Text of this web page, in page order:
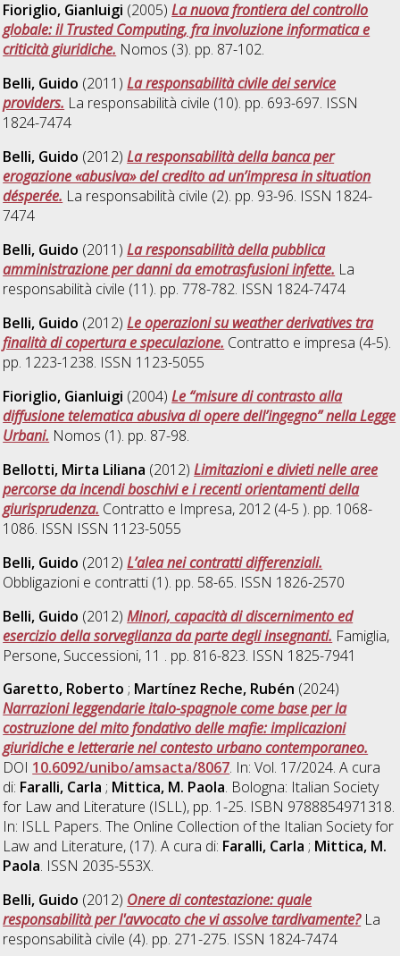
Fioriglio, Gianluigi (2005)La nuova frontiera del controllo
globale: il Trusted Computing, fra involuzione informatica e
criticità giuridiche. Nomos (3). pp. 87-102.
Belli, Guido (2011)La responsabilità civile dei service
providers. La responsabilità civile (10). pp. 693-697. ISSN
1824-7474
Belli, Guido (2012)La responsabilità della banca per
erogazione «abusiva» del credito ad un’impresa in situation
désperée. La responsabilità civile (2). pp. 93-96. ISSN 1824-
7474
Belli, Guido (2011)La responsabilità della pubblica
amministrazione per danni da emotrasfusioni infette. La
responsabilità civile (11). pp. 778-782. ISSN 1824-7474
Belli, Guido (2012)Le operazioni su weather derivatives tra
finalità di copertura e speculazione. Contratto e impresa (4-5).
pp. 1223-1238. ISSN 1123-5055
Fioriglio, Gianluigi (2004)Le “misure di contrasto alla
diffusione telematica abusiva di opere dell’ingegno” nella Legge
Urbani. Nomos (1). pp. 87-98.
Bellotti, Mirta Liliana (2012)Limitazioni e divieti nelle aree
percorse da incendi boschivi e i recenti orientamenti della
giurisprudenza. Contratto e Impresa, 2012 (4-5 ). pp. 1068-
1086. ISSN ISSN 1123-5055
Belli, Guido (2012)L’alea nei contratti differenziali.
Obbligazioni e contratti (1). pp. 58-65. ISSN 1826-2570
Belli, Guido (2012)Minori, capacità di discernimento ed
esercizio della sorveglianza da parte degli insegnanti. Famiglia,
Persone, Successioni, 11 . pp. 816-823. ISSN 1825-7941
Garetto, Roberto ; Martínez Reche, Rubén (2024)
Narrazioni leggendarie italo-spagnole come base per la
costruzione del mito fondativo delle mafie: implicazioni
giuridiche e letterarie nel contesto urbano contemporaneo.
DOI 10.6092/unibo/amsacta/8067. In: Vol. 17/2024. A cura
di: Faralli, Carla ; Mittica, M. Paola. Bologna: Italian Society
for Law and Literature (ISLL), pp. 1-25. ISBN 9788854971318.
In: ISLL Papers. The Online Collection of the Italian Society for
Law and Literature, (17). A cura di: Faralli, Carla ; Mittica, M.
Paola. ISSN 2035-553X.
Belli, Guido (2012) Onere di contestazione: quale
responsabilità per l'avvocato che vi assolve tardivamente?La
responsabilità civile (4). pp. 271-275. ISSN 1824-7474